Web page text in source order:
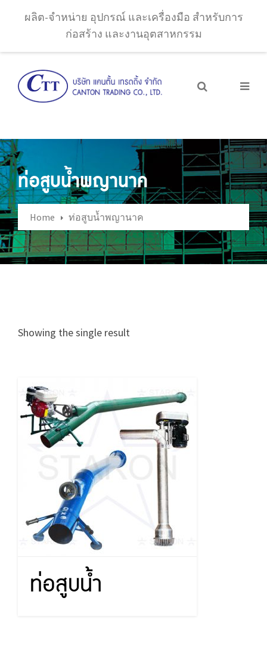
ผลิต-จำหน่าย อุปกรณ์ และเครื่องมือ สำหรับการ
ก่อสร้าง และงานอุตสาหกรรม
ท่อสูบน้ำพญานาค
Home ท่อสูบน้ำพญานาค
Showing the single result
ท่อสูบน้ำ